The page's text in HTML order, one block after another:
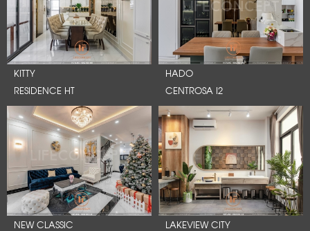
KITTY
RESIDENCE HT
HADO
CENTROSA I2
NEW CLASSIC
LAKEVIEW CITY